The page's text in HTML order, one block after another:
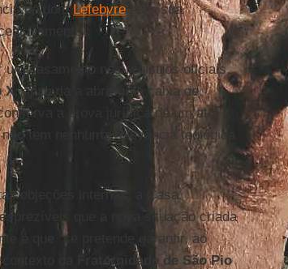
de domLefebvrepara sua
um casamento nos registros oficiais,
X, ajudaria a abrir uma caixa de
a prova jurídica de um ato
tem nenhuma relevância teológica
objeções internas, a Casa
que a nova situação criada
é que “se pretende garantir, ao
da
Fraternidade de São Pio